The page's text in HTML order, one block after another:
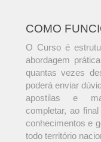
COMO
O Curso é
abordagem
quantas vezes
poderá enviar
apostilas e
completar, ao
conhecimentos e
todo território